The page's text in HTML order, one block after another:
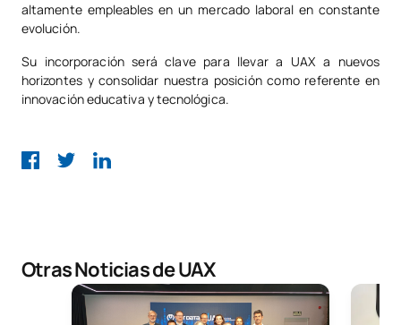
altamente empleables en un mercado laboral en constante
evolución.
Su incorporación será clave para llevar a UAX a nuevos
horizontes y consolidar nuestra posición como referente en
innovación educativa y tecnológica.
Otras Noticias de UAX